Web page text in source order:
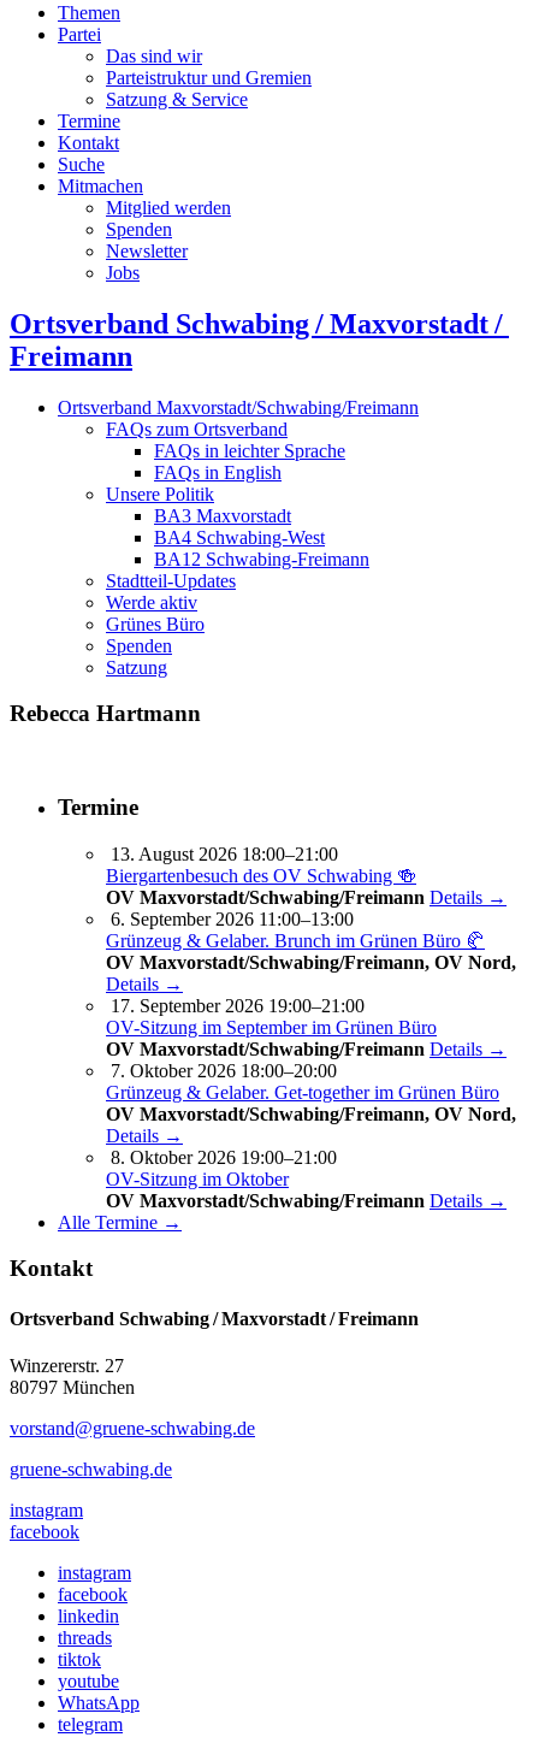
Themen
Partei
Das sind wir
Parteistruktur und Gremien
Satzung & Service
Termine
Kontakt
Suche
Mitmachen
Mitglied werden
Spenden
Newsletter
Jobs
Ortsverband Schwabing / Maxvorstadt ⁠/
Freimann
Ortsverband Maxvorstadt/Schwabing/Freimann
FAQs zum Ortsverband
FAQs in leichter Sprache
FAQs in English
Unsere Politik
BA3 Maxvorstadt
BA4 Schwabing-West
BA12 Schwabing-Freimann
Stadtteil-Updates
Werde aktiv
Grünes Büro
Spenden
Satzung
Rebecca Hartmann
Termine
13. August 2026 18:00–21:00
Biergartenbesuch des OV Schwabing 🍻
OV Maxvorstadt/Schwabing/Freimann Details →
6. September 2026 11:00–13:00
Grünzeug & Gelaber. Brunch im Grünen Büro 🥐
OV Maxvorstadt/Schwabing/Freimann, OV Nord,
Details →
17. September 2026 19:00–21:00
OV-Sitzung im September im Grünen Büro
OV Maxvorstadt/Schwabing/Freimann Details →
7. Oktober 2026 18:00–20:00
Grünzeug & Gelaber. Get-to­ge­ther im Grünen Büro
OV Maxvorstadt/Schwabing/Freimann, OV Nord,
Details →
8. Oktober 2026 19:00–21:00
OV-Sitzung im Oktober
OV Maxvorstadt/Schwabing/Freimann Details →
Alle Termine →
Kontakt
Ortsverband Schwabing / Maxvorstadt ⁠/ Freimann
Winzererstr. 27
80797 München
vorstand@gruene-schwabing.de
gruene-schwabing.de
instagram
facebook
instagram
facebook
linkedin
threads
tiktok
youtube
WhatsApp
telegram